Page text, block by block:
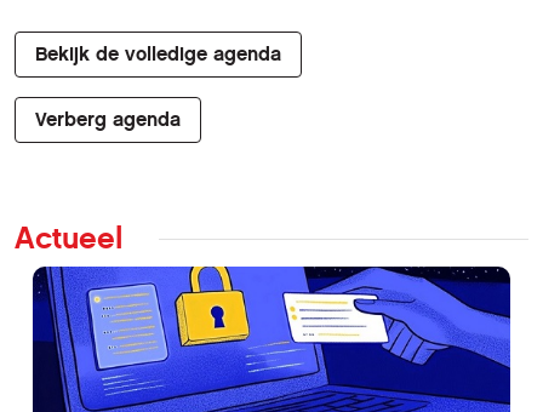
Bekijk de volledige agenda
Verberg agenda
Actueel